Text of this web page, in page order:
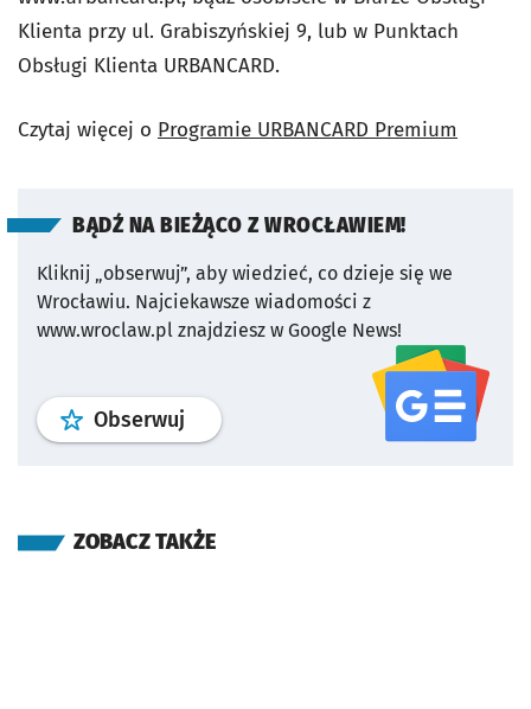
Klienta przy ul. Grabiszyńskiej 9, lub w Punktach
Obsługi Klienta URBANCARD.
Czytaj więcej o Programie URBANCARD Premium
BĄDŹ NA BIEŻĄCO Z WROCŁAWIEM!
Kliknij „obserwuj”, aby wiedzieć, co dzieje się we
Wrocławiu. Najciekawsze wiadomości z
www.wroclaw.pl znajdziesz w Google News!
Obserwuj profil serwisu
ZOBACZ TAKŻE